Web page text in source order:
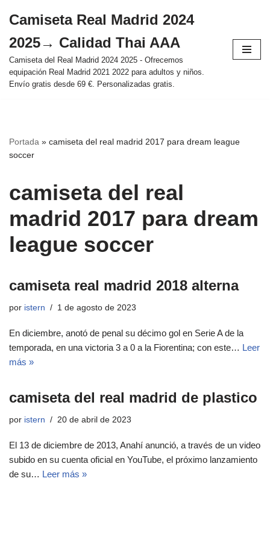
al
contenido
Camiseta Real Madrid 2024
2025→ Calidad Thai AAA
Camiseta del Real Madrid 2024 2025 - Ofrecemos
equipación Real Madrid 2021 2022 para adultos y niños.
Envío gratis desde 69 €. Personalizadas gratis.
Portada » camiseta del real madrid 2017 para dream league
soccer
camiseta del real
madrid 2017 para dream
league soccer
camiseta real madrid 2018 alterna
por istern 1 de agosto de 2023
En diciembre, anotó de penal su décimo gol en Serie A de la
temporada, en una victoria 3 a 0 a la Fiorentina; con este… Leer
más »
camiseta del real madrid de plastico
por istern 20 de abril de 2023
El 13 de diciembre de 2013, Anahí anunció, a través de un video
subido en su cuenta oficial en YouTube, el próximo lanzamiento
de su… Leer más »